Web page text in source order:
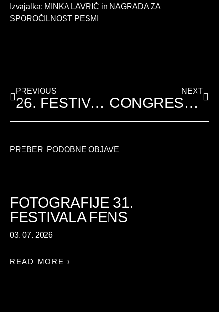
Izvajalka: MINKA LAVRIČ in NAGRADA ZA
SPOROČILNOST PESMI
PREVIOUS
26. FESTIVAL FENS 2021
NEXT
CONGRESS OF EUROPEAN FESTIVALS – PRAGA, ČEŠKA (3.-6. 4. 2023)
PREBERI PODOBNE OBJAVE
FOTOGRAFIJE 31.
FESTIVALA FENS
03. 07. 2026
READ MORE ›